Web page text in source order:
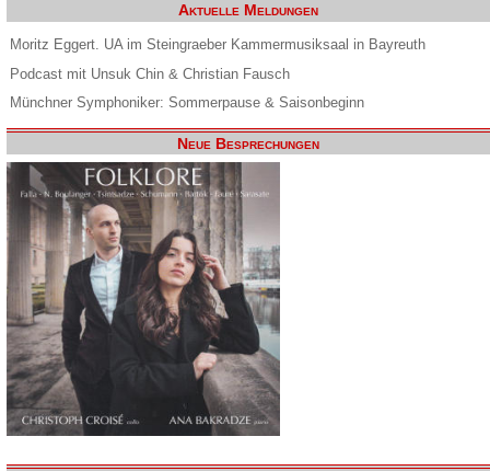
Aktuelle Meldungen
Moritz Eggert. UA im Steingraeber Kammermusiksaal in Bayreuth
Podcast mit Unsuk Chin & Christian Fausch
Münchner Symphoniker: Sommerpause & Saisonbeginn
Neue Besprechungen